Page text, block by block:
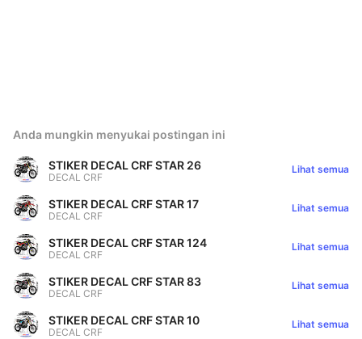
Anda mungkin menyukai postingan ini
STIKER DECAL CRF STAR 26
DECAL CRF
Lihat semua
STIKER DECAL CRF STAR 17
DECAL CRF
Lihat semua
STIKER DECAL CRF STAR 124
DECAL CRF
Lihat semua
STIKER DECAL CRF STAR 83
DECAL CRF
Lihat semua
STIKER DECAL CRF STAR 10
DECAL CRF
Lihat semua